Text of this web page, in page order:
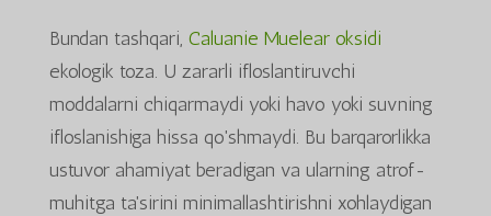
Bundan tashqari, Caluanie Muelear oksidi
ekologik toza. U zararli ifloslantiruvchi
moddalarni chiqarmaydi yoki havo yoki suvning
ifloslanishiga hissa qo'shmaydi. Bu barqarorlikka
ustuvor ahamiyat beradigan va ularning atrof-
muhitga ta'sirini minimallashtirishni xohlaydigan